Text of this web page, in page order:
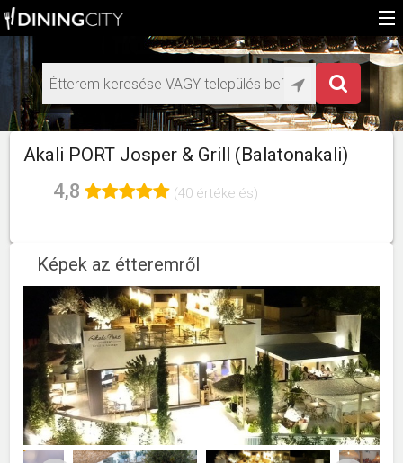
Főoldal
Médiaajánlat éttermeknek
HU
Akali PORT Josper & Grill (Balatonakali)
4,8 (40 értékelés)
Képek az étteremről